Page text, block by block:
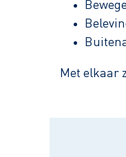
Met elkaar